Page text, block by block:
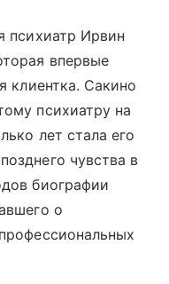
психиатр Ирвин
впервые
клиентка. Сакино
психиатру на
лет стала его
чувства в
биографии
о